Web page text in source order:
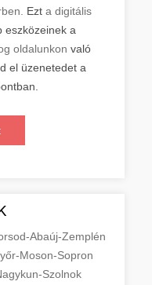
Ezt a digitális
eszközeinek a
oldalunkon való
el üzenetedet a
Abaúj-Zemplén
Moson-Sopron
Szolnok